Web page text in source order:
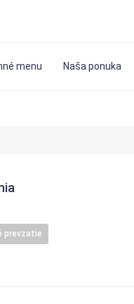
menu Naša ponuka
prevzatie